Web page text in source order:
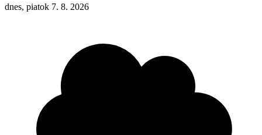
dnes, piatok 7. 8. 2026